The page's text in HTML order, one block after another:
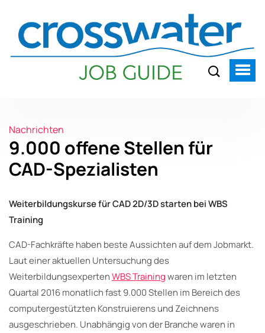
Nachrichten
9.000 offene Stellen für
CAD-Spezialisten
Weiterbildungskurse für CAD 2D/3D starten bei WBS
Training
CAD-Fachkräfte haben beste Aussichten auf dem Jobmarkt.
Laut einer aktuellen Untersuchung des
WeiterbildungsexpertenWBS Trainingwaren im letzten
Quartal 2016 monatlich fast 9.000 Stellen im Bereich des
computergestützten Konstruierens und Zeichnens
ausgeschrieben. Unabhängig von der Branche waren in